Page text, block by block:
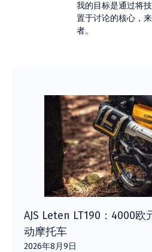
我的目标是通过将
置于讨论的核心，
者。
AJS Leten LT190：4000
动摩托车
2026年8月9日